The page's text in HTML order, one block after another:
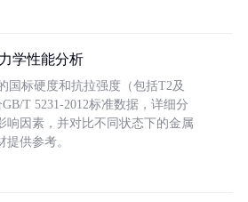
学性能分析
国标硬度和抗拉强度（包括T2及
T 5231-2012标准数据，详细分
响因素，并对比不同状态下的金属
供参考。